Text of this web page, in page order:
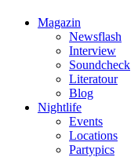
Magazin
Newsflash
Interview
Soundcheck
Literatour
Blog
Nightlife
Events
Locations
Partypics